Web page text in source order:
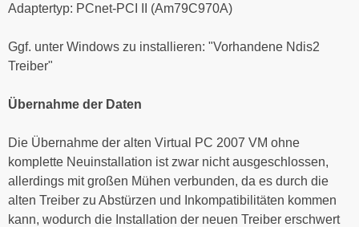
Adaptertyp: PCnet-PCI II (Am79C970A)
Ggf. unter Windows zu installieren: "Vorhandene Ndis2
Treiber"
Übernahme der Daten
Die Übernahme der alten Virtual PC 2007 VM ohne
komplette Neuinstallation ist zwar nicht ausgeschlossen,
allerdings mit großen Mühen verbunden, da es durch die
alten Treiber zu Abstürzen und Inkompatibilitäten kommen
kann, wodurch die Installation der neuen Treiber erschwert